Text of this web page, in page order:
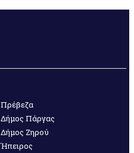
Πρέβεζα
Δήμος Πάργας
Δήμος Ζηρού
Ήπειρος